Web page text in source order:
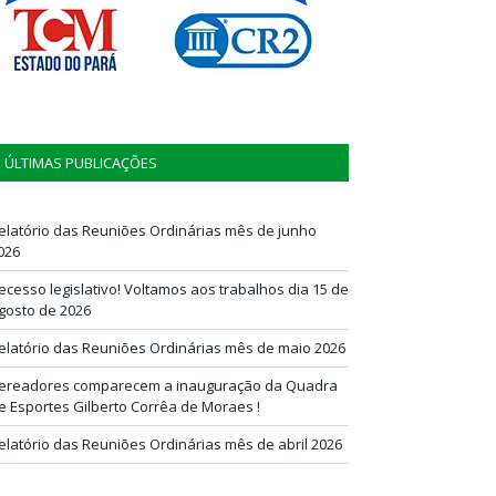
ÚLTIMAS PUBLICAÇÕES
das Reuniões Ordinárias mês de junho
legislativo! Voltamos aos trabalhos dia 15 de
de 2026
das Reuniões Ordinárias mês de maio 2026
comparecem a inauguração da Quadra
Esportes Gilberto Corrêa de Moraes !
das Reuniões Ordinárias mês de abril 2026